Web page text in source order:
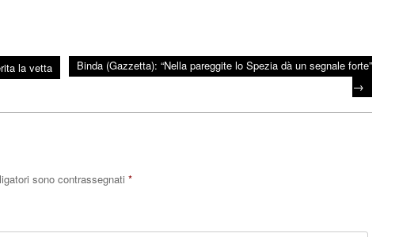
la vetta Binda (Gazzetta): “Nella pareggite lo Spezia dà un segnale forte”
→
sono contrassegnati *